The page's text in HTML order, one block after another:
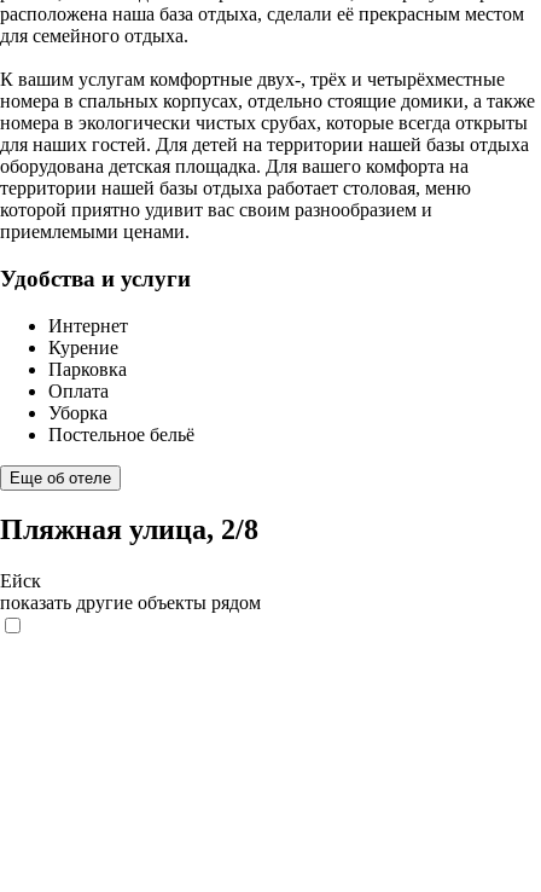
расположена наша база отдыха, сделали её прекрасным местом
для семейного отдыха.
К вашим услугам комфортные двух-, трёх и четырёхместные
номера в спальных корпусах, отдельно стоящие домики, а также
номера в экологически чистых срубах, которые всегда открыты
для наших гостей. Для детей на территории нашей базы отдыха
оборудована детская площадка. Для вашего комфорта на
территории нашей базы отдыха работает столовая, меню
которой приятно удивит вас своим разнообразием и
приемлемыми ценами.
Удобства и услуги
Интернет
Курение
Парковка
Оплата
Уборка
Постельное бельё
Еще об отеле
Пляжная улица, 2/8
Ейск
показать другие объекты рядом